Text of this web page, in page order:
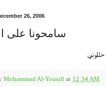
26, 2006
سامحونا على
حللوني
Mohammad Al-Yousifi at 12:34 AM